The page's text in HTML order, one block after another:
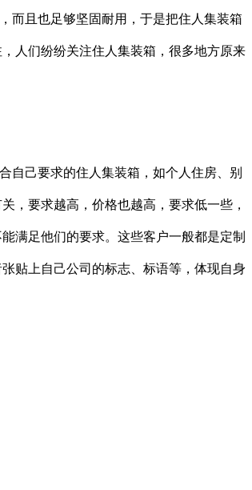
而且也足够坚固耐用，于是把住人集装箱
人们纷纷关注住人集装箱，很多地方原来
自己要求的住人集装箱，如个人住房、别
，要求越高，价格也越高，要求低一些，
满足他们的要求。这些客户一般都是定制
贴上自己公司的标志、标语等，体现自身